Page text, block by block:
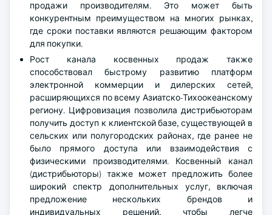
продажи производителям. Это может быть
конкурентным преимуществом на многих рынках,
где сроки поставки являются решающим фактором
для покупки.
Рост канала косвенных продаж также
способствовал быстрому развитию платформ
электронной коммерции и дилерских сетей,
расширяющихся по всему Азиатско-Тихоокеанскому
региону. Цифровизация позволила дистрибьюторам
получить доступ к клиентской базе, существующей в
сельских или полугородских районах, где ранее не
было прямого доступа или взаимодействия с
физическими производителями. Косвенный канал
(дистрибьюторы) также может предложить более
широкий спектр дополнительных услуг, включая
предложение нескольких брендов и
индивидуальных решений, чтобы легче